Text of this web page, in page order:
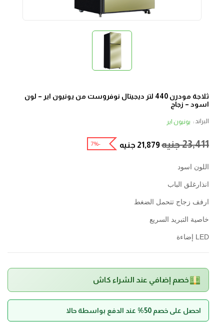
ثلاجة مودرن 440 لتر ديجيتال نوفروست من يونيون اير – لون
اسود – زجاج
البراند : يونيون اير
23,411جنيه21,879 جنيه -7%
اللون اسود
انذارغلق الباب
ارفف زجاج تتحمل الضغط
خاصية التبريد السريع
LED إضاءة
خصم إضافي عند الشراء كاش
احصل على خصم 50% عند الدفع بواسطة حالا